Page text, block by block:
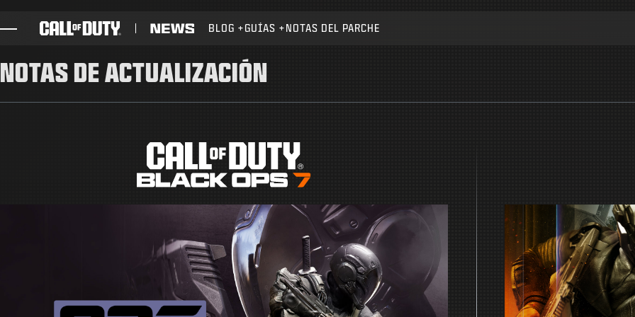
BLOG GUÍAS NOTAS DEL PARCHE
NOTAS DE ACTUALIZACIÓN